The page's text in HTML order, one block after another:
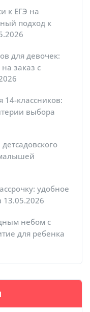
к ЕГЭ на
подход к
для девочек:
заказ с
классников:
выбора
удобное
13.05.2026
небом с
для ребенка